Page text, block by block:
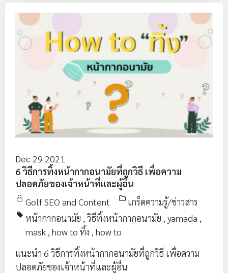
Dec 29 2021
6 วิธีการทิ้งหน้ากากอนามัยที่ถูกวิธี เพื่อความ
ปลอดภัยของเจ้าหน้าที่และผู้อื่น
Golf SEO and Content
เกร็ดความรู้/ข่าวสาร
หน้ากากอนามัย , วิธีทิ้งหน้ากากอนามัย , yamada ,
mask , how to ทิ้ง , how to
แนะนำ 6 วิธีการทิ้งหน้ากากอนามัยที่ถูกวิธี เพื่อความ
ปลอดภัยของเจ้าหน้าที่และผู้อื่น